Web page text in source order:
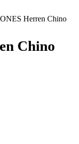
Herren Chino
Chino